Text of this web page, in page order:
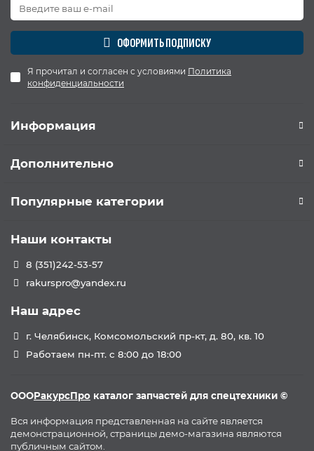
ОФОРМИТЬ ПОДПИСКУ
Я прочитал и согласен с условиями Политика
конфиденциальности
Информация
Дополнительно
Популярные категории
Наши контакты
8 (351)242-53-57
rakurspro@yandex.ru
Наш адрес
г. Челябинск, Комсомольский пр-кт, д. 80, кв. 10
Работаем пн-пт. с 8:00 до 18:00
ОООРакурсПро каталог запчастей для спецтехники ©
Вся информация представленная на сайте является
демонстрационной, страницы демо-магазина являются
публичным сайтом.